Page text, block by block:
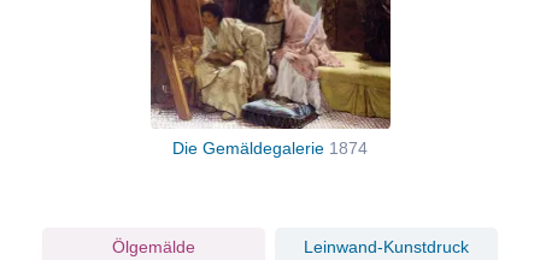
Die Gemäldegalerie 1874
Ölgemälde
Leinwand-Kunstdruck